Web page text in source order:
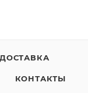
ДОСТАВКА
КОНТАКТЫ